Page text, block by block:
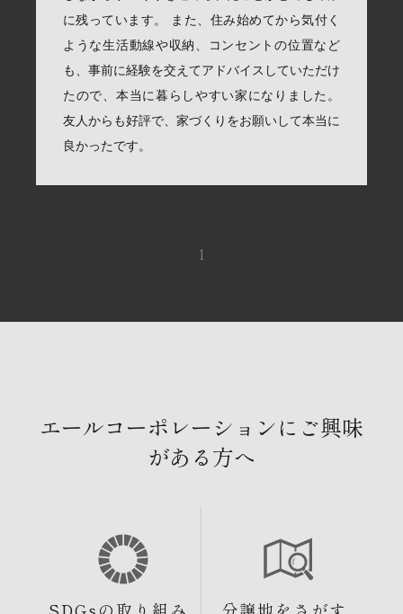
に残っています。 また、住み始めてから気付く
ような生活動線や収納、コンセントの位置など
も、事前に経験を交えてアドバイスしていただけ
たので、本当に暮らしやすい家になりました。
友人からも好評で、家づくりをお願いして本当に
良かったです。
1
エールコーポレーションにご興味
がある方へ